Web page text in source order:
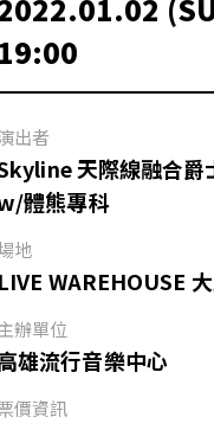
19:00
出者
天際線融合爵
體熊專科
地
LIVE WAREHOUSE
辦單位
雄流行音樂中心
價資訊